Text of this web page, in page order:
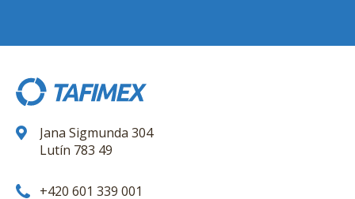
Jana Sigmunda 304
Lutín 783 49
+420 601 339 001